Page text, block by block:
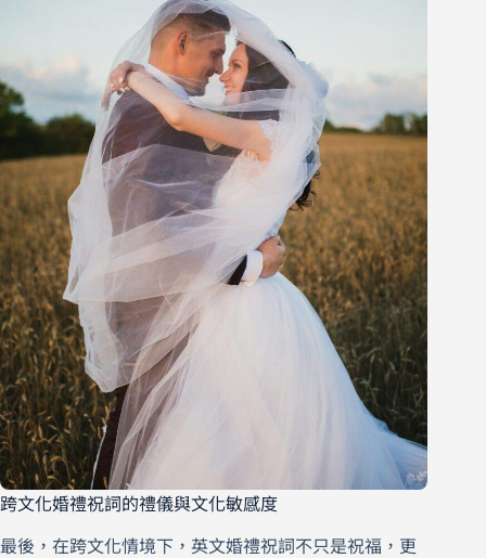
跨文化婚禮祝詞的禮儀與文化敏感度
最後，在跨文化情境下，英文婚禮祝詞不只是祝福，更